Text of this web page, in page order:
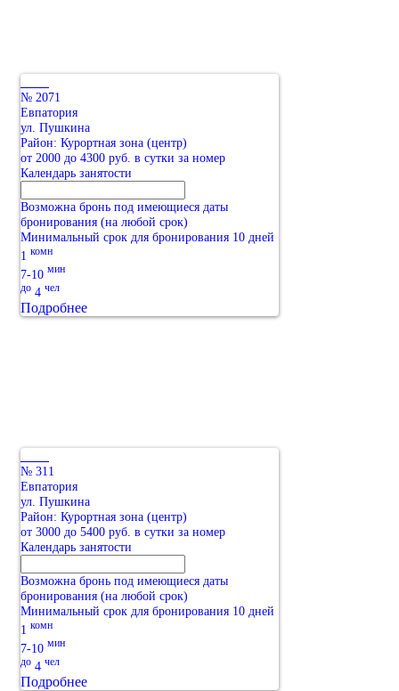
№ 2071
Евпатория
ул. Пушкина
Район: Курортная зона (центр)
от 2000 до 4300 руб. в сутки за номер
Календарь занятости
Возможна бронь под имеющиеся даты
бронирования (на любой срок)
Минимальный срок для бронирования 10 дней
1 комн
7-10 мин
до 4 чел
Подробнее
№ 311
Евпатория
ул. Пушкина
Район: Курортная зона (центр)
от 3000 до 5400 руб. в сутки за номер
Календарь занятости
Возможна бронь под имеющиеся даты
бронирования (на любой срок)
Минимальный срок для бронирования 10 дней
1 комн
7-10 мин
до 4 чел
Подробнее